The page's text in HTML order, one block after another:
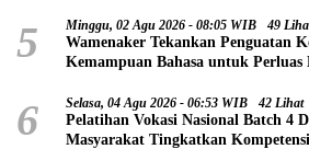
5 Minggu, 02 Agu 2026 - 08:05 WIB 49
Wamenaker Tekankan Penguatan
Kemampuan Bahasa untuk Perluas
6 Selasa, 04 Agu 2026 - 06:53 WIB 42 Lihat
Pelatihan Vokasi Nasional Batch 4
Masyarakat Tingkatkan Kompetensi